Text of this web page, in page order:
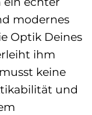
modernes
Optik Deines
ihm
keine
und